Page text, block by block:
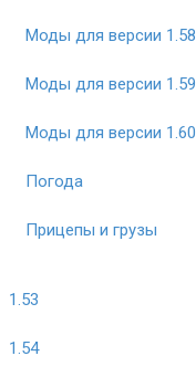
Моды для версии 1.58
Моды для версии 1.59
Моды для версии 1.60
Погода
Прицепы и грузы
1.53
1.54